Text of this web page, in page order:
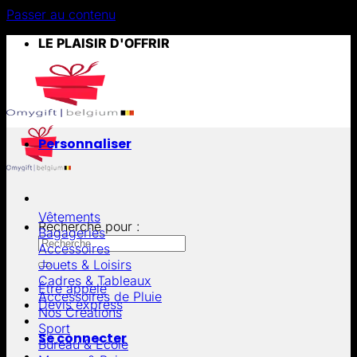
Passer au contenu
LE PLAISIR D'OFFRIR
Recherche pour :
Être appelé
Devis express
Se connecter
Personnaliser
Vêtements
Bagageries
Accessoires
Jouets & Loisirs
Cadres & Tableaux
Accessoires de Pluie
Nos Créations
Sport
Bureau & École